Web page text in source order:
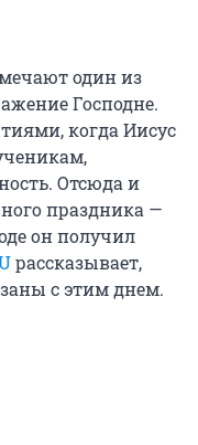
один из
Господне.
когда Иисус
Отсюда и
праздника —
он получил
рассказывает,
с этим днем.